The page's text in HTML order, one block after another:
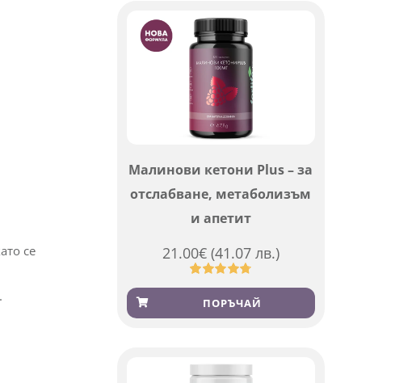
се
Малинови кетони Plus – за
отслабване, метаболизъм
и апетит
21.00€ (41.07 лв.)
Оценен
4.76от 5,
базирано
819
ПОРЪЧАЙ